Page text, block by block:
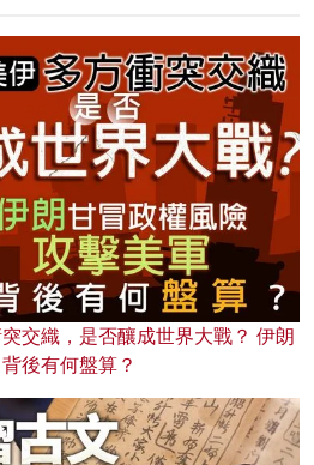
交織，是否釀成世界大戰？ 伊朗
後有何盤算？